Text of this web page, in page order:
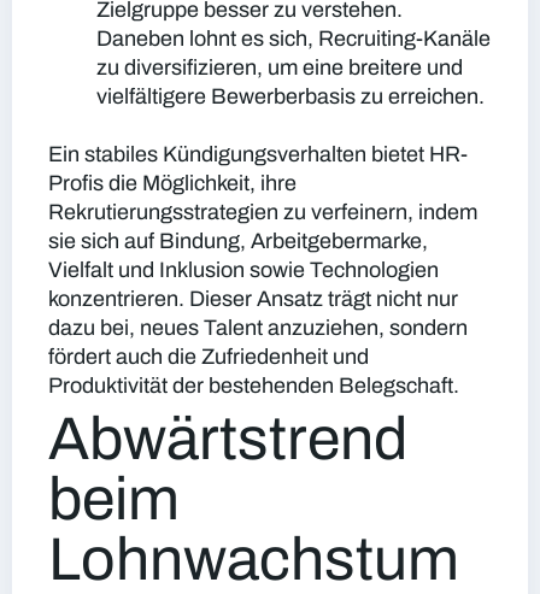
Zielgruppe besser zu verstehen.
Daneben lohnt es sich, Recruiting-Kanäle
zu diversifizieren, um eine breitere und
vielfältigere Bewerberbasis zu erreichen.
Ein stabiles Kündigungsverhalten bietet HR-
Profis die Möglichkeit, ihre
Rekrutierungsstrategien zu verfeinern, indem
sie sich auf Bindung, Arbeitgebermarke,
Vielfalt und Inklusion sowie Technologien
konzentrieren. Dieser Ansatz trägt nicht nur
dazu bei, neues Talent anzuziehen, sondern
fördert auch die Zufriedenheit und
Produktivität der bestehenden Belegschaft.
Abwärtstrend
beim
Lohnwachstum